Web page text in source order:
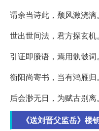
谓余当诗此，颓风激浇漓。
世出世间法，君方探玄机。
引证即賸语，焉用骫骳词。
衡阳尚寄书，当有鸿雁归。
后会渺无日，为赋古别离。
《送刘晋父监岳》楼